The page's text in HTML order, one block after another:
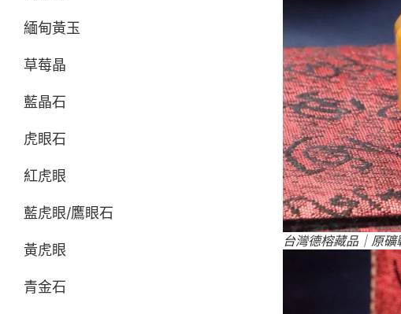
緬甸黃玉
草莓晶
藍晶石
虎眼石
紅虎眼
藍虎眼/鷹眼石
黃虎眼
青金石
台灣德榕藏品｜原